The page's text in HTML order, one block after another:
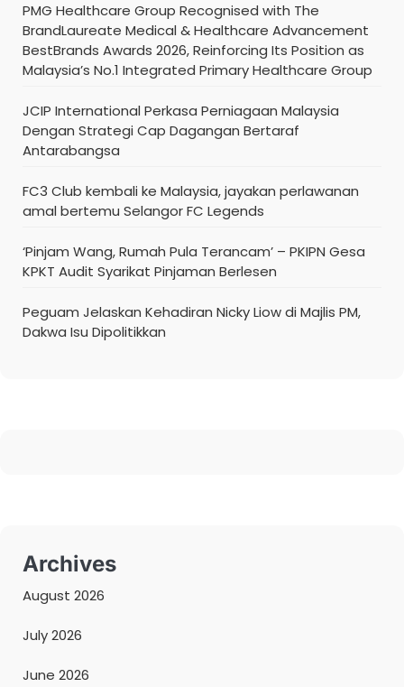
PMG Healthcare Group Recognised with The
BrandLaureate Medical & Healthcare Advancement
BestBrands Awards 2026, Reinforcing Its Position as
Malaysia’s No.1 Integrated Primary Healthcare Group
JCIP International Perkasa Perniagaan Malaysia
Dengan Strategi Cap Dagangan Bertaraf
Antarabangsa
FC3 Club kembali ke Malaysia, jayakan perlawanan
amal bertemu Selangor FC Legends
‘Pinjam Wang, Rumah Pula Terancam’ – PKIPN Gesa
KPKT Audit Syarikat Pinjaman Berlesen
Peguam Jelaskan Kehadiran Nicky Liow di Majlis PM,
Dakwa Isu Dipolitikkan
Archives
August 2026
July 2026
June 2026